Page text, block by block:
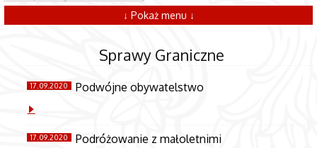
↓ Pokaż menu ↓
Sprawy Graniczne
17.09.2020 Podwójne obywatelstwo
17.09.2020 Podróżowanie z małoletnimi